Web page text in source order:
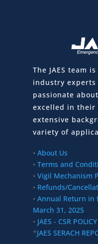
The JAES team
industry experts
passionate
excelled in their
extensive
variety of
• About Us
• Terms and
• Vigil Mechanism
• Refunds/
• Annual Return in
March 31, 2025
• JAES - CSR POLICY
*JAES SERACH